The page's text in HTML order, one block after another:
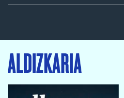
ALDIZKARIA